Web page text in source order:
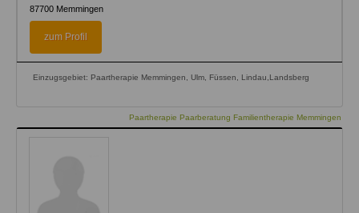
87700 Memmingen
zum Profil
Einzugsgebiet: Paartherapie Memmingen, Ulm, Füssen, Lindau,Landsberg
Paartherapie Paarberatung Familientherapie Memmingen